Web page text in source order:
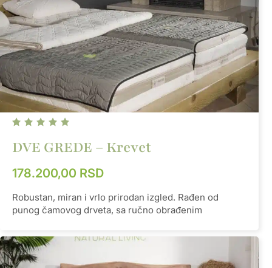
DVE GREDE – Krevet
178.200,00 RSD
Robustan, miran i vrlo prirodan izgled. Rađen od
punog čamovog drveta, sa ručno obrađenim
jednostavnu montažu. Površina je zaštićena prirodnim
voskom i uljem, zatim tonirana u toplu nijansu hrasta
koja naglašava godove i teksturu.